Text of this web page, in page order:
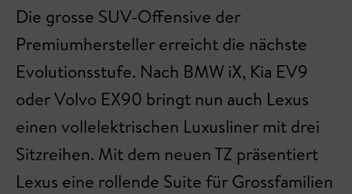
Die grosse SUV-Offensive der
Premiumhersteller erreicht die nächste
Evolutionsstufe. Nach BMW iX, Kia EV9
oder Volvo EX90 bringt nun auch Lexus
einen vollelektrischen Luxusliner mit drei
Sitzreihen. Mit dem neuen TZ präsentiert
Lexus eine rollende Suite für Grossfamilien